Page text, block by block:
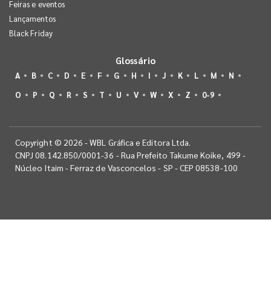
Feiras e eventos
Lançamentos
Black Friday
Glossário
A B C D E F G H I J K L M
N
O
P Q R S T U V W X Z 0-9
Copyright © 2026 - WBL Gráfica e Editora Ltda.
CNPJ 08.142.850/0001-36 - Rua Prefeito Takume Koike, 499 -
Núcleo Itaim - Ferraz de Vasconcelos - SP - CEP 08538-100